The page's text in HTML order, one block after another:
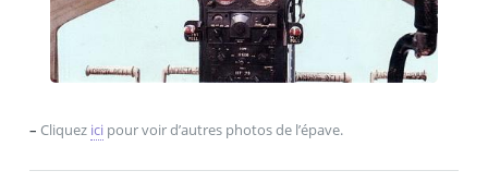
– Cliquez ici pour voir d’autres photos de l’épave.